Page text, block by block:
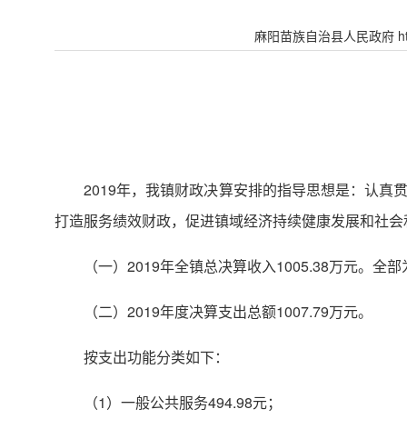
麻阳苗族自治县人民政府
2019年，我镇财政决算安排的指导思想是：认真
打造服务绩效财政，促进镇域经济持续健康发展和社
（一）2019年全镇总决算收入1005.38万元。全
（二）2019年度决算支出总额1007.79万元。
按支出功能分类如下：
（1）一般公共服务494.98元；